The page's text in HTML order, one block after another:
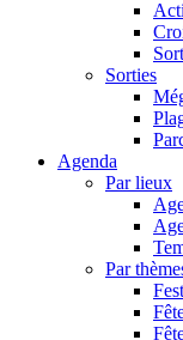
Sorties
Agenda
Par lieux
Par